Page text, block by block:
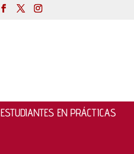
ESTUDIANTES EN PRÁCTICAS